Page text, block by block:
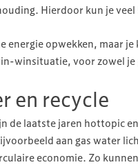
Hierdoor kun je veel
energie opwekken, maar je
winsituatie, voor zowel
en recycle
de laatste jaren hottopic
aan gas water
economie. Zo kunnen